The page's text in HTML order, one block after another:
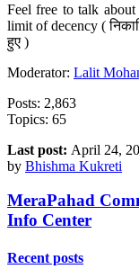
Feel free to talk
limit of decency (
हुए )
Moderator: Lalit
Posts: 2,863
Topics: 65
Last post: April 24,
by Bhishma Kukreti
MeraPahad
Info Center
Recent posts